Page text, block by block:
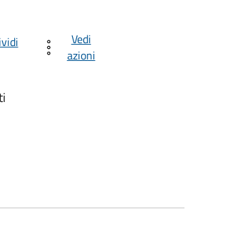
Vedi
azioni